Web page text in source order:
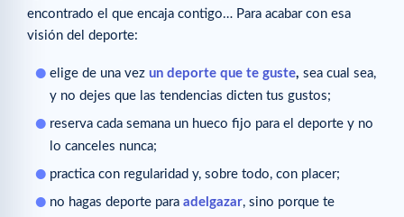
encontrado el que encaja contigo… Para acabar con esa
visión del deporte:
elige de una vez un deporte que te guste, sea cual sea,
y no dejes que las tendencias dicten tus gustos;
reserva cada semana un hueco fijo para el deporte y no
lo canceles nunca;
practica con regularidad y, sobre todo, con placer;
no hagas deporte para adelgazar, sino porque te